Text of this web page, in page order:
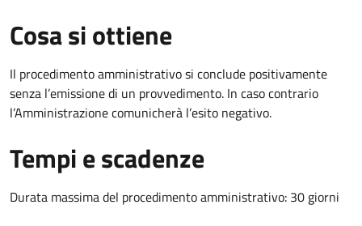
Cosa si ottiene
Il procedimento amministrativo si conclude positivamente
senza l’emissione di un provvedimento. In caso contrario
l’Amministrazione comunicherà l’esito negativo.
Tempi e scadenze
Durata massima del procedimento amministrativo: 30 giorni